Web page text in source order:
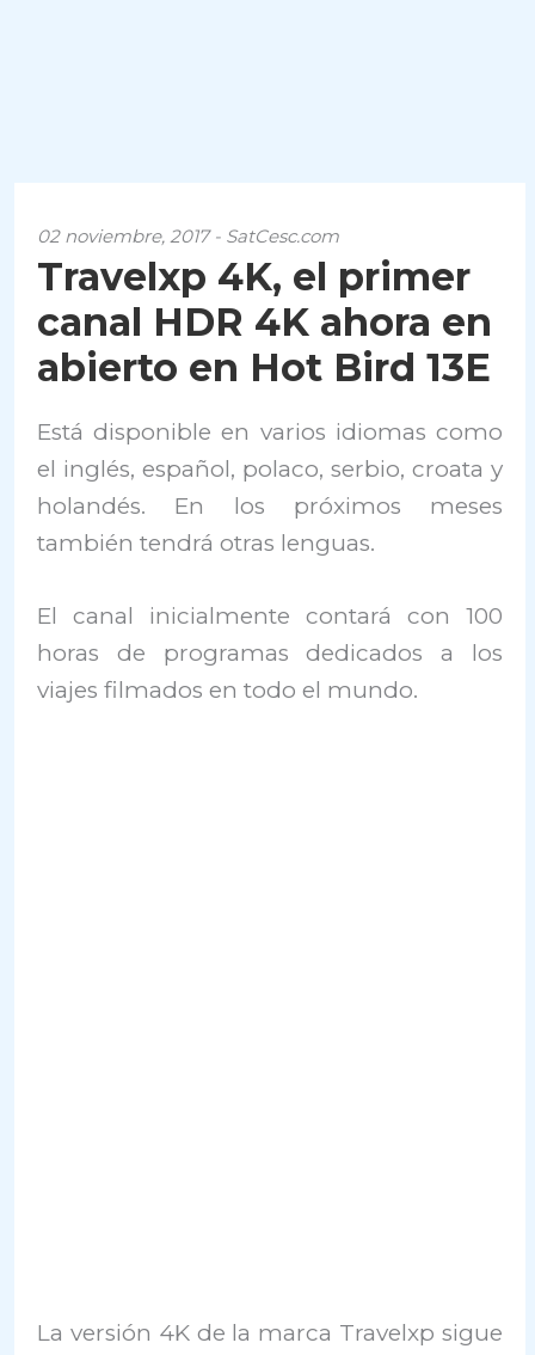
02 noviembre, 2017 - SatCesc.com
Travelxp 4K, el primer
canal HDR 4K ahora en
abierto en Hot Bird 13E
Está disponible en varios idiomas como
el inglés, español, polaco, serbio, croata y
holandés. En los próximos meses
también tendrá otras lenguas.
El canal inicialmente contará con 100
horas de programas dedicados a los
viajes filmados en todo el mundo.
La versión 4K de la marca Travelxp sigue